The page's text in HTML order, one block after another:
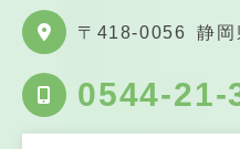
〒418-0056 静
0544-21-